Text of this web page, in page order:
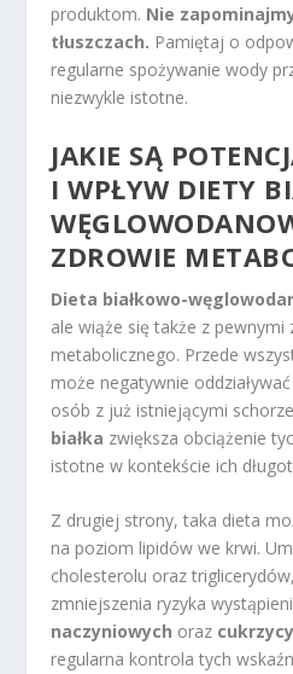
produktom. Nie
tłuszczach. Pamiętaj o
regularne spożywanie wody
niezwykle istotne.
JAKIE SĄ
I WPŁYW DIETY
ZDROWIE
Dieta białkowo-
ale wiąże się także z
metabolicznego. Przede
może negatywnie
osób z już istniejącymi
białka zwiększa obciążenie
istotne w kontekście ich
Z drugiej strony, taka dieta
na poziom lipidów we krwi.
cholesterolu oraz
zmniejszenia ryzyka
naczyniowych oraz
regularna kontrola tych